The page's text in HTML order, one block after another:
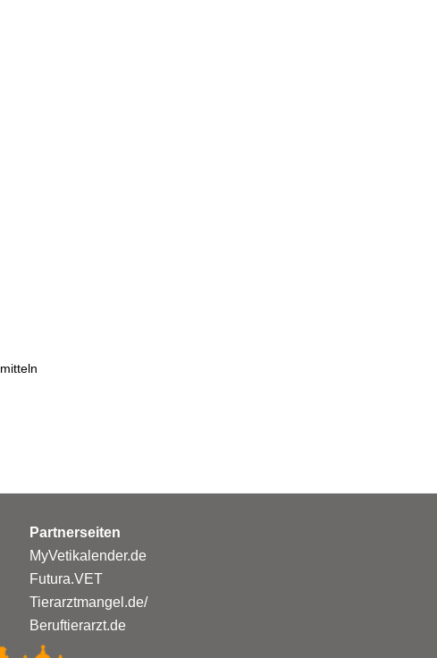
Partnerseiten
MyVetikalender.de
Futura.VET
Tierarztmangel.de/
Beruftierarzt.de